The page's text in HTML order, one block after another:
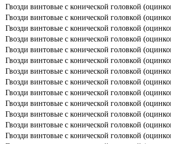
Гвозди винтовые с конической головкой
Гвозди винтовые с конической головкой
Гвозди винтовые с конической головкой
Гвозди винтовые с конической головкой
Гвозди винтовые с конической головкой
Гвозди винтовые с конической головкой
Гвозди винтовые с конической головкой
Гвозди винтовые с конической головкой
Гвозди винтовые с конической головкой
Гвозди винтовые с конической головкой
Гвозди винтовые с конической головкой
Гвозди винтовые с конической головкой
Гвозди винтовые с конической головкой